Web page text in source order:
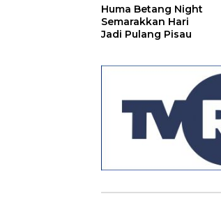
Huma Betang Night
Semarakkan Hari
Jadi Pulang Pisau